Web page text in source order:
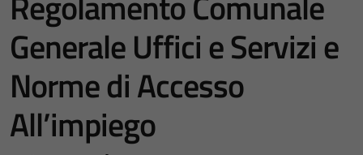
Generale Uffici e Servizi e
Norme di Accesso
All’impiego